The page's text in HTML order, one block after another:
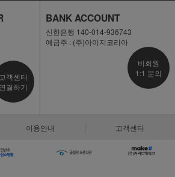
고객센터
연결하기
BANK ACCOUNT
신한은행 140-014-936743
예금주 : (주)아이지코리아
비회원
1:1 문의
이용안내 고객센터